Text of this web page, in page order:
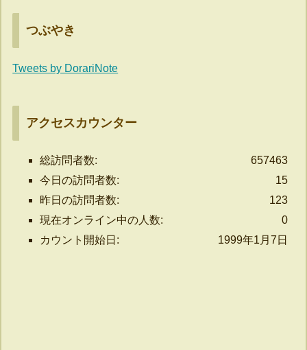
つぶやき
Tweets by DorariNote
アクセスカウンター
657463
総訪問者数:
15
今日の訪問者数:
123
昨日の訪問者数:
0
現在オンライン中の人数:
1999年1月7日
カウント開始日: